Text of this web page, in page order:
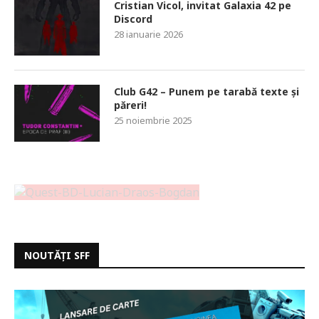
Cristian Vicol, invitat Galaxia 42 pe
Discord
28 ianuarie 2026
Club G42 – Punem pe tarabă texte și
păreri!
25 noiembrie 2025
NOUTĂȚI SFF